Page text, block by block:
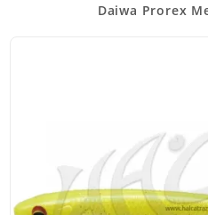
Daiwa Prorex